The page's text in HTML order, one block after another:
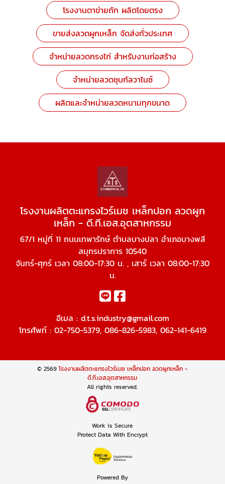
โรงงานตาข่ายถัก ผลิตโดยตรง
ขายส่งลวดผูกเหล็ก จัดส่งทั่วประเทศ
จำหน่ายลวดกรงไก่ สำหรับงานก่อสร้าง
จำหน่ายลวดชุบกัลวาไนซ์
ผลิตและจำหน่ายลวดหนามทุกขนาด
โรงงานผลิตตะแกรงไวร์เมช เหล็กปอก ลวดผูก
เหล็ก - ดี.ที.เอส.อุตสาหกรรม
67/1 หมู่ที่ 11 ถนนเทพารักษ์ ตำบลบางปลา อำเภอบางพลี
สมุทรปราการ 10540
จันทร์-ศุกร์ เวลา 08:00-17:30 น. , เสาร์ เวลา 08:00-17:30
น.
อีเมล : d.t.s.industry@gmail.com
โทรศัพท์ : 02-750-5379, 086-826-5983, 062-141-6419
© 2569 โรงงานผลิตตะแกรงไวร์เมช เหล็กปอก ลวดผูกเหล็ก -
ดี.ที.เอส.อุตสาหกรรม
All rights reserved.
Work is Secure
Protect Data With Encrypt
Powered By